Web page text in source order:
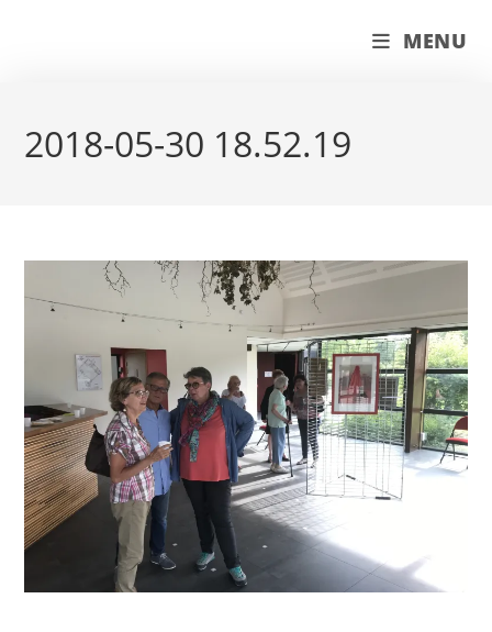
MENU
2018-05-30 18.52.19